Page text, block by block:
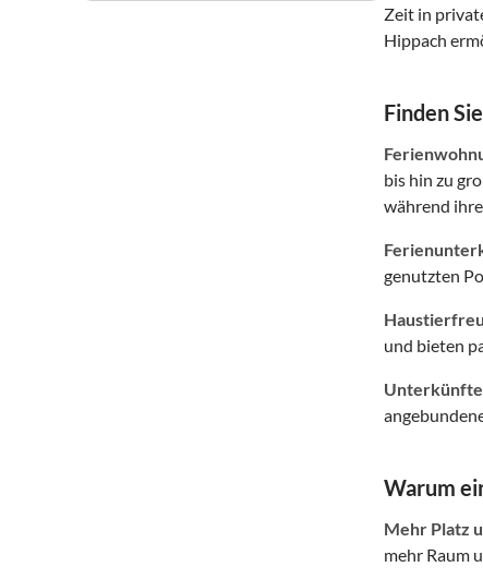
Zeit in
Hippach
Finden
bis hin zu
während
genutzten
und bieten
Unterkünfte
Warum
Mehr Platz
mehr Raum